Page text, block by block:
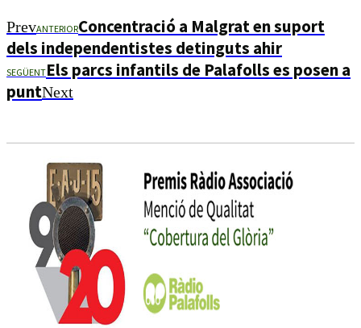
PrevANTERIORConcentració a Malgrat en suport
dels independentistes detinguts ahir
SEGÜENTEls parcs infantils de Palafolls es posen a
puntNext